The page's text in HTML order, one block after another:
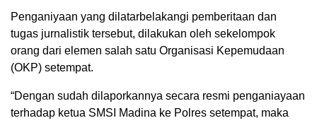
Penganiyaan yang dilatarbelakangi pemberitaan dan
tugas jurnalistik tersebut, dilakukan oleh sekelompok
orang dari elemen salah satu Organisasi Kepemudaan
(OKP) setempat.
“Dengan sudah dilaporkannya secara resmi penganiayaan
terhadap ketua SMSI Madina ke Polres setempat, maka